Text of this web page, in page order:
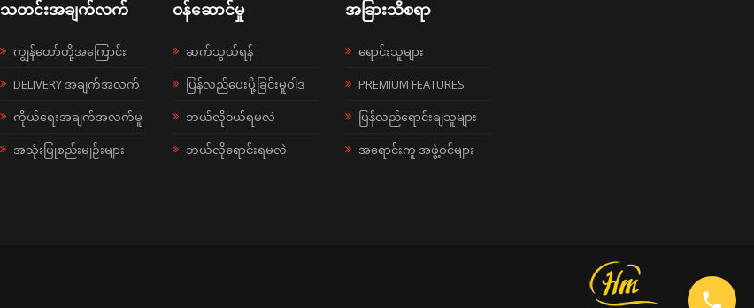
သတင်းအချက်လက်
ကျွန်တော်တို့အကြောင်း
DELIVERY အချက်အလက်
ကိုယ်ရေးအချက်အလက်မူ
အသုံးပြုစည်းမျဉ်းများ
ဝန်ဆောင်မှု
ဆက်သွယ်ရန်
ပြန်လည်ပေးပို့ခြင်းမူဝါဒ
ဘယ်လို၀ယ်ရမလဲ
ဘယ်လိုရောင်းရမလဲ
အခြားသိစရာ
ရောင်းသူများ
PREMIUM FEATURES
ပြန်လည်ရောင်းချသူများ
အရောင်းကူ အဖွဲ့ဝင်များ